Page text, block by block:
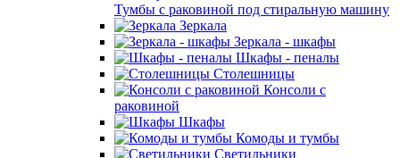
Тумбы с раковиной под стиральную машину
Зеркала
Зеркала - шкафы
Шкафы - пеналы
Столешницы
Консоли с
раковиной
Шкафы
Комоды и тумбы
Светильники